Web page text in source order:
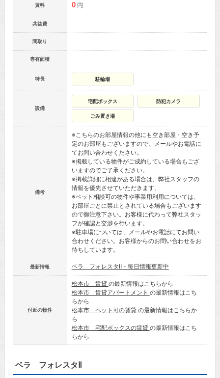
賃料 0 円
共益費
間取り
専有面積
特長 駐輪場
設備
宅配ボックス 防犯カメラ
ごみ置き場
備考
※こちらのお部屋情報の他にも空き部屋・空き予
定のお部屋もございますので、メールやお電話に
てお問い合わせください。
※掲載している物件がご成約している場合もござ
いますのでご了承ください。
※掲載詳細に相違がある場合は、弊社スタッフの
情報を優先させていただきます。
※ペット相談可の物件や事業用利用については、
お部屋ごとに禁止とされている場合もございます
ので御注意下さい。お客様に代わって弊社スタッ
フが確認と交渉を行います。
※駐車場については、メールやお電話にてお問い
合わせください。お客様からのお問い合わせをお
待ちしています。
最新情報 ベラ フォレスタⅡ - 毎日情報更新中
付近の物件
松本市 賃貸 の最新情報はこちらから
松本市 賃貸アパートメント の最新情報はこち
らから
松本市 ペット可の賃貸 の最新情報はこちらか
ら
松本市 宅配ボックスの賃貸 の最新情報はこち
らから
ベラ フォレスタⅡ